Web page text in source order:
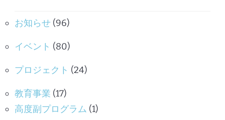
お知らせ (96)
イベント (80)
プロジェクト (24)
教育事業 (17)
高度副プログラム (1)